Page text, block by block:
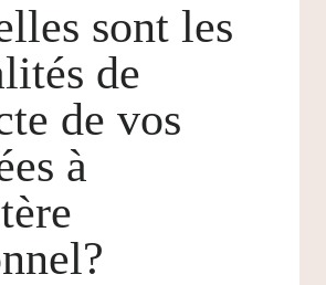
sont les
de
de vos
à